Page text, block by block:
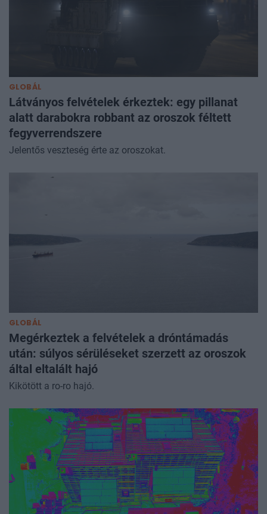
GLOBÁL
Látványos felvételek érkeztek: egy pillanat
alatt darabokra robbant az oroszok féltett
fegyverrendszere
Jelentős veszteség érte az oroszokat.
GLOBÁL
Megérkeztek a felvételek a dróntámadás
után: súlyos sérüléseket szerzett az oroszok
által eltalált hajó
Kikötött a ro-ro hajó.